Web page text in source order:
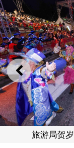
上一则
旅游局贺